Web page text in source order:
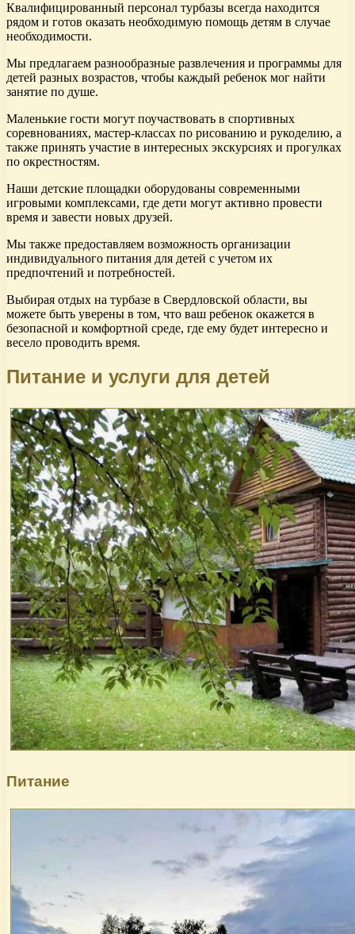
Квалифицированный персонал турбазы всегда находится
рядом и готов оказать необходимую помощь детям в случае
необходимости.
Мы предлагаем разнообразные развлечения и программы для
детей разных возрастов, чтобы каждый ребенок мог найти
занятие по душе.
Маленькие гости могут поучаствовать в спортивных
соревнованиях, мастер-классах по рисованию и рукоделию, а
также принять участие в интересных экскурсиях и прогулках
по окрестностям.
Наши детские площадки оборудованы современными
игровыми комплексами, где дети могут активно провести
время и завести новых друзей.
Мы также предоставляем возможность организации
индивидуального питания для детей с учетом их
предпочтений и потребностей.
Выбирая отдых на турбазе в Свердловской области, вы
можете быть уверены в том, что ваш ребенок окажется в
безопасной и комфортной среде, где ему будет интересно и
весело проводить время.
Питание и услуги для детей
Питание